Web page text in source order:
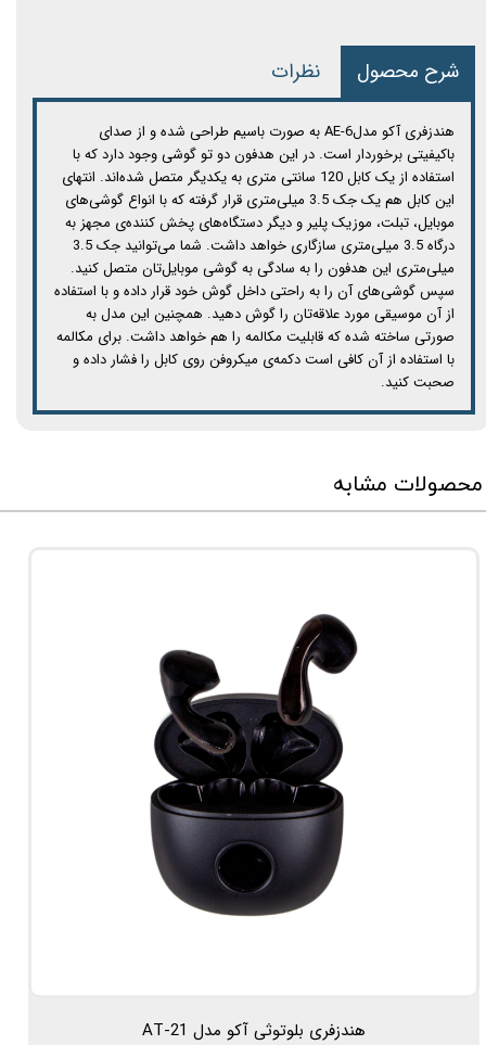
شرح محصول نظرات
هندزفری آکو مدلAE-6 به صورت باسیم طراحی شده و از صدای
باکیفیتی برخوردار است. در این هدفون دو تو گوشی وجود دارد که با
استفاده از یک کابل 120 سانتی متری به یکدیگر متصل شده‌اند. انتهای
این کابل هم یک جک 3.5 میلی‌متری قرار گرفته که با انواع گوشی‌های
موبایل، تبلت، موزیک پلیر و دیگر دستگاه‌های پخش کننده‌ی مجهز به
درگاه 3.5 میلی‌متری سازگاری خواهد داشت. شما می‌توانید جک 3.5
میلی‌متری این هدفون را به سادگی به گوشی موبایل‌تان متصل کنید.
سپس گوشی‌های آن را به راحتی داخل گوش خود قرار داده و با استفاده
از آن موسیقی مورد علاقه‌تان را گوش دهید. همچنین این مدل به
صورتی ساخته شده که قابلیت مکالمه را هم خواهد داشت. برای مکالمه
با استفاده از آن کافی است دکمه‌ی میکروفن روی کابل را فشار داده و
صحبت کنید.
محصولات مشابه
هندزفری بلوتوثی آکو مدل AT-21